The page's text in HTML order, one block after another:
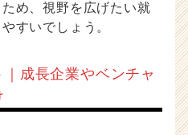
め、視野を広げたい就
すいでしょう。
成長企業やベンチャ